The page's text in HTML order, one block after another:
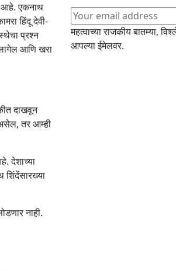
आहे. एकनाथ
हिंदू देवी-
प्रश्न
लागेल आणि खरा
दाखवून
असेल, तर आम्ही
देशाच्या
शिंदेंसारख्या
नाही.
महत्वाच्या राजकीय बातम्या,
आपल्या ईमेलवर.